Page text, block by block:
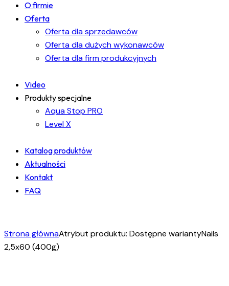
O firmie
Oferta
Oferta dla sprzedawców
Oferta dla dużych wykonawców
Oferta dla firm produkcyjnych
Video
Produkty specjalne
Aqua Stop PRO
Level X
Katalog produktów
Aktualności
Kontakt
FAQ
1
Strona głównaAtrybut produktu: Dostępne wariantyNails
2,5x60 (400g)